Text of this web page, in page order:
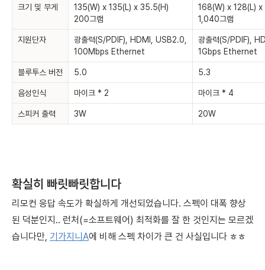
크기 및 무게
135(W) x 135(L) x 35.5(H)
200그램
168(W) x 128(L) x
1,040그램
지원단자
광출력(S/PDIF), HDMI, USB2.0,
100Mbps Ethernet
광출력(S/PDIF),
1Gbps Ethernet
블루투스 버전 5.0 5.3
음성인식 마이크 * 2 마이크 * 4
스피커 출력 3W 20W
확실히 빠릿빠릿합니다
리모컨 응답 속도가 확실하게 개선되었습니다. 스펙이 대폭 향상
된 덕분인지.. 런처(=소프트웨어) 최적화를 잘 한 것인지는 모르겠
습니다만, 기가지니A에 비해 스펙 차이가 큰 건 사실입니다 ㅎㅎ